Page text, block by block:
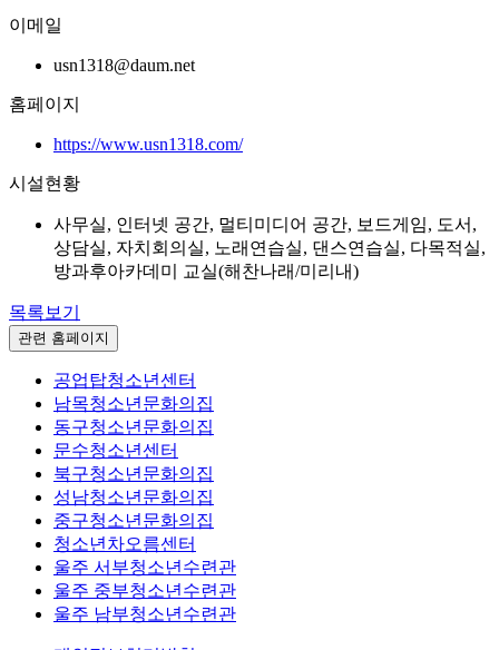
이메일
usn1318@daum.net
홈페이지
https://www.usn1318.com/
시설현황
사무실, 인터넷 공간, 멀티미디어 공간, 보드게임, 도서,
상담실, 자치회의실, 노래연습실, 댄스연습실, 다목적실,
방과후아카데미 교실(해찬나래/미리내)
목록보기
관련 홈페이지
공업탑청소년센터
남목청소년문화의집
동구청소년문화의집
문수청소년센터
북구청소년문화의집
성남청소년문화의집
중구청소년문화의집
청소년차오름센터
울주 서부청소년수련관
울주 중부청소년수련관
울주 남부청소년수련관